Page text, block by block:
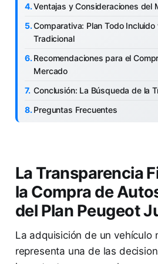
Ventajas y Consideraciones del
Comparativa: Plan Todo Incluido
Tradicional
Recomendaciones para el
Mercado
Conclusión: La Búsqueda de la
Preguntas Frecuentes
La Transparencia
la Compra de
del Plan Peugeot
La adquisición de un vehículo
representa una de las